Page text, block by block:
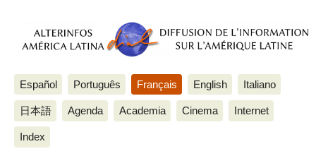
Español Português Français English Italiano
日本語 Agenda Academia Cinema Internet
Index